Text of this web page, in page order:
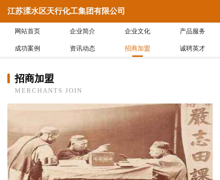
江苏溧水区天行化工集团有限公司
网站首页 企业简介 企业文化 产品服务
成功案例 资讯动态 招商加盟 诚聘英才
招商加盟
MERCHANTS JOIN